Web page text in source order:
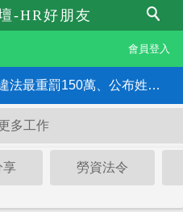
-HR好朋友
會員登入
《最低工資法》三讀通過 雇主違法最重罰150萬、公布姓名！HR一定要知道的6大重點
人工智慧、線上招聘將改變人才市場 2024 年 3 個招聘新趨勢
多工作
享 勞資法令